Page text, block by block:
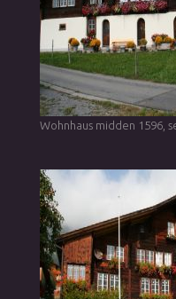
Wohnhaus midden 1596,